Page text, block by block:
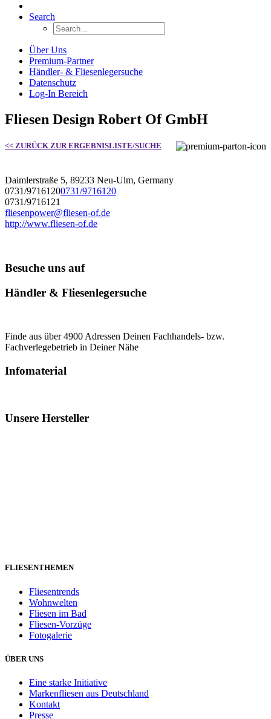
Search
Über Uns
Premium-Partner
Händler- & Fliesenlegersuche
Datenschutz
Log-In Bereich
Fliesen Design Robert Of GmbH
<< ZURÜCK ZUR ERGEBNISLISTE/SUCHE
Daimlerstraße 5, 89233 Neu-Ulm, Germany
0731/97161200731/9716120
0731/9716121
fliesenpower@fliesen-of.de
http://www.fliesen-of.de
Besuche uns auf
Händler & Fliesenlegersuche
Finde aus über 4900 Adressen Deinen Fachhandels- bzw.
Fachverlegebetrieb in Deiner Nähe
Infomaterial
Unsere Hersteller
FLIESENTHEMEN
Fliesentrends
Wohnwelten
Fliesen im Bad
Fliesen-Vorzüge
Fotogalerie
ÜBER UNS
Eine starke Initiative
Markenfliesen aus Deutschland
Kontakt
Presse